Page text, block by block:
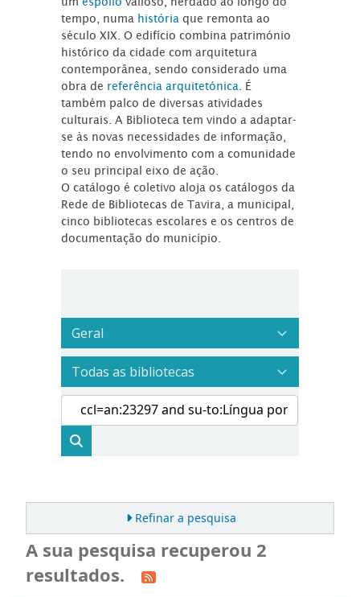
tempo, numa história que remonta ao
século XIX. O edifício combina património
histórico da cidade com arquitetura
contemporânea, sendo considerado uma
obra de referência arquitetónica . É
também palco de diversas atividades
culturais. A Biblioteca tem vindo a adaptar-
se às novas necessidades de informação,
tendo no envolvimento com a comunidade
o seu principal eixo de ação.
O catálogo é coletivo aloja os catálogos da
Rede de Bibliotecas de Tavira, a municipal,
cinco bibliotecas escolares e os centros de
documentação do município.
Refinar a pesquisa
A sua pesquisa recuperou 2
resultados.